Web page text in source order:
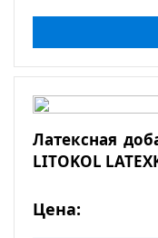
Латексная
LITOKOL
Цена: